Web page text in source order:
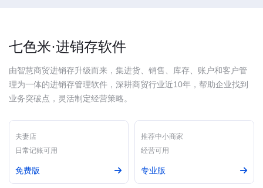
七色米·进销存软件
由智慧商贸进销存升级而来，集进货、销售、库存、账户和客户管
理为一体的进销存管理软件，深耕商贸行业近10年，帮助企业找到
业务突破点，灵活制定经营策略。
夫妻店
日常记账可用
免费版
推荐中小商家
经营可用
专业版